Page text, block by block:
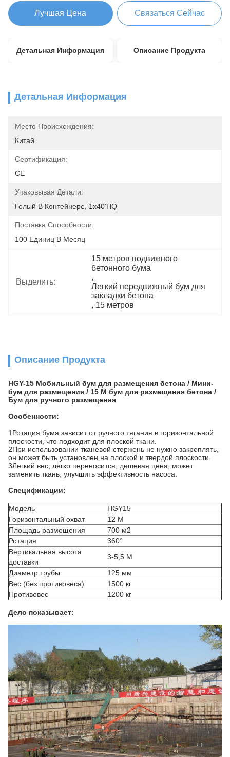
Лучшая Цена Связаться Сейчас
Детальная Информация Описание Продукта
Детальная Информация
Место Происхождения:
Китай
Сертификация:
CE
Упаковывая Детали:
Голый В Контейнере, 1x40'HQ
Поставка Способности:
100 Единиц В Месяц
Выделить:
15 метров подвижного
бетонного бума
,
Легкий передвижный бум для
закладки бетона
, 15 метров
Описание Продукта
HGY-15 Мобильный бум для размещения бетона / Мини-
бум для размещения / 15 M бум для размещения бетона /
Бум для ручного размещения
Особенности:
1Ротация бума зависит от ручного тягания в горизонтальной
плоскости, что подходит для плоской ткани.
2При использовании тканевой стержень не нужно закреплять,
он может быть установлен на плоской и твердой плоскости.
3Легкий вес, легко переносится, дешевая цена, может
заменить ткань, улучшить эффективность насоса.
Спецификации:
Модель
HGY15
Горизонтальный охват
12 М
Площадь размещения
700 м2
Ротация
360°
Вертикальная высота
доставки
3-5,5 М
Диаметр трубы
125 мм
Вес (без противовеса)
1500 кг
Противовес
1200 кг
Дело показывает: